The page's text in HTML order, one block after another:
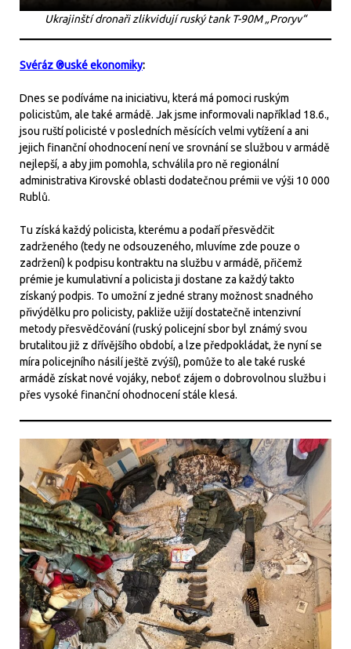
Ukrajinští dronaři zlikvidují ruský tank T-90M „Proryv“
Svéráz ®uské ekonomiky:
Dnes se podíváme na iniciativu, která má pomoci ruským
policistům, ale také armádě. Jak jsme informovali například 18.6.,
jsou ruští policisté v posledních měsících velmi vytížení a ani
jejich finanční ohodnocení není ve srovnání se službou v armádě
nejlepší, a aby jim pomohla, schválila pro ně regionální
administrativa Kirovské oblasti dodatečnou prémii ve výši 10 000
Rublů.
Tu získá každý policista, kterému a podaří přesvědčit
zadrženého (tedy ne odsouzeného, mluvíme zde pouze o
zadržení) k podpisu kontraktu na službu v armádě, přičemž
prémie je kumulativní a policista ji dostane za každý takto
získaný podpis. To umožní z jedné strany možnost snadného
přivýdělku pro policisty, pakliže užijí dostatečně intenzivní
metody přesvědčování (ruský policejní sbor byl známý svou
brutalitou již z dřívějšího období, a lze předpokládat, že nyní se
míra policejního násilí ještě zvýší), pomůže to ale také ruské
armádě získat nové vojáky, neboť zájem o dobrovolnou službu i
přes vysoké finanční ohodnocení stále klesá.